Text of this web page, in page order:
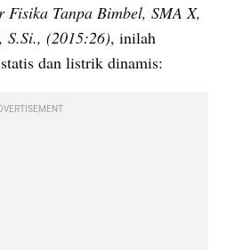
Fisika Tanpa Bimbel, SMA X,
(2015:26), inilah
dan listrik dinamis: